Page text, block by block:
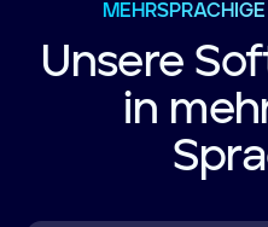
Unsere
in